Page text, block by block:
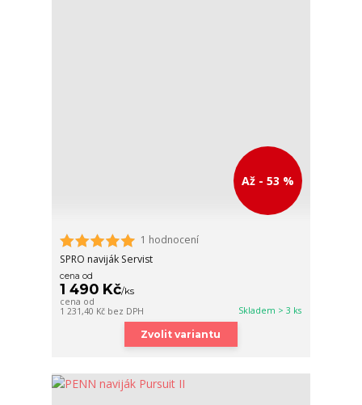
Až - 53 %
1 hodnocení
SPRO naviják Servist
cena od
1 490 Kč/ks
cena od
1 231,40 Kč bez DPH Skladem > 3 ks
Zvolit variantu